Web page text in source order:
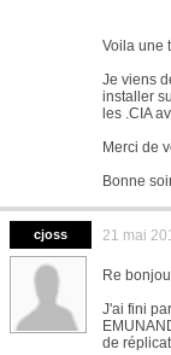
Voila une
Je viens
installer
les .CIA
Merci de
Bonne
cjoss 21 mai
Re
J'ai fini
de